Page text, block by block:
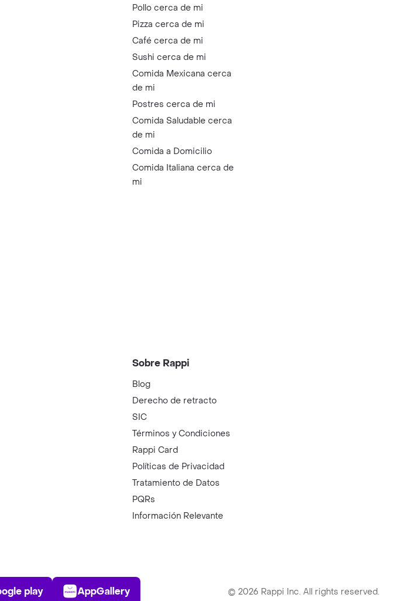
Pollo cerca de mi
Pizza cerca de mi
Café cerca de mi
Sushi cerca de mi
Comida Mexicana cerca
de mi
Postres cerca de mi
Comida Saludable cerca
de mi
Comida a Domicilio
Comida Italiana cerca de
mi
Sobre Rappi
Blog
Derecho de retracto
SIC
Términos y Condiciones
Rappi Card
Políticas de Privacidad
Tratamiento de Datos
PQRs
Información Relevante
Play Store
play
AppGallery
AppGallery © 2026 Rappi Inc. All rights reserved.